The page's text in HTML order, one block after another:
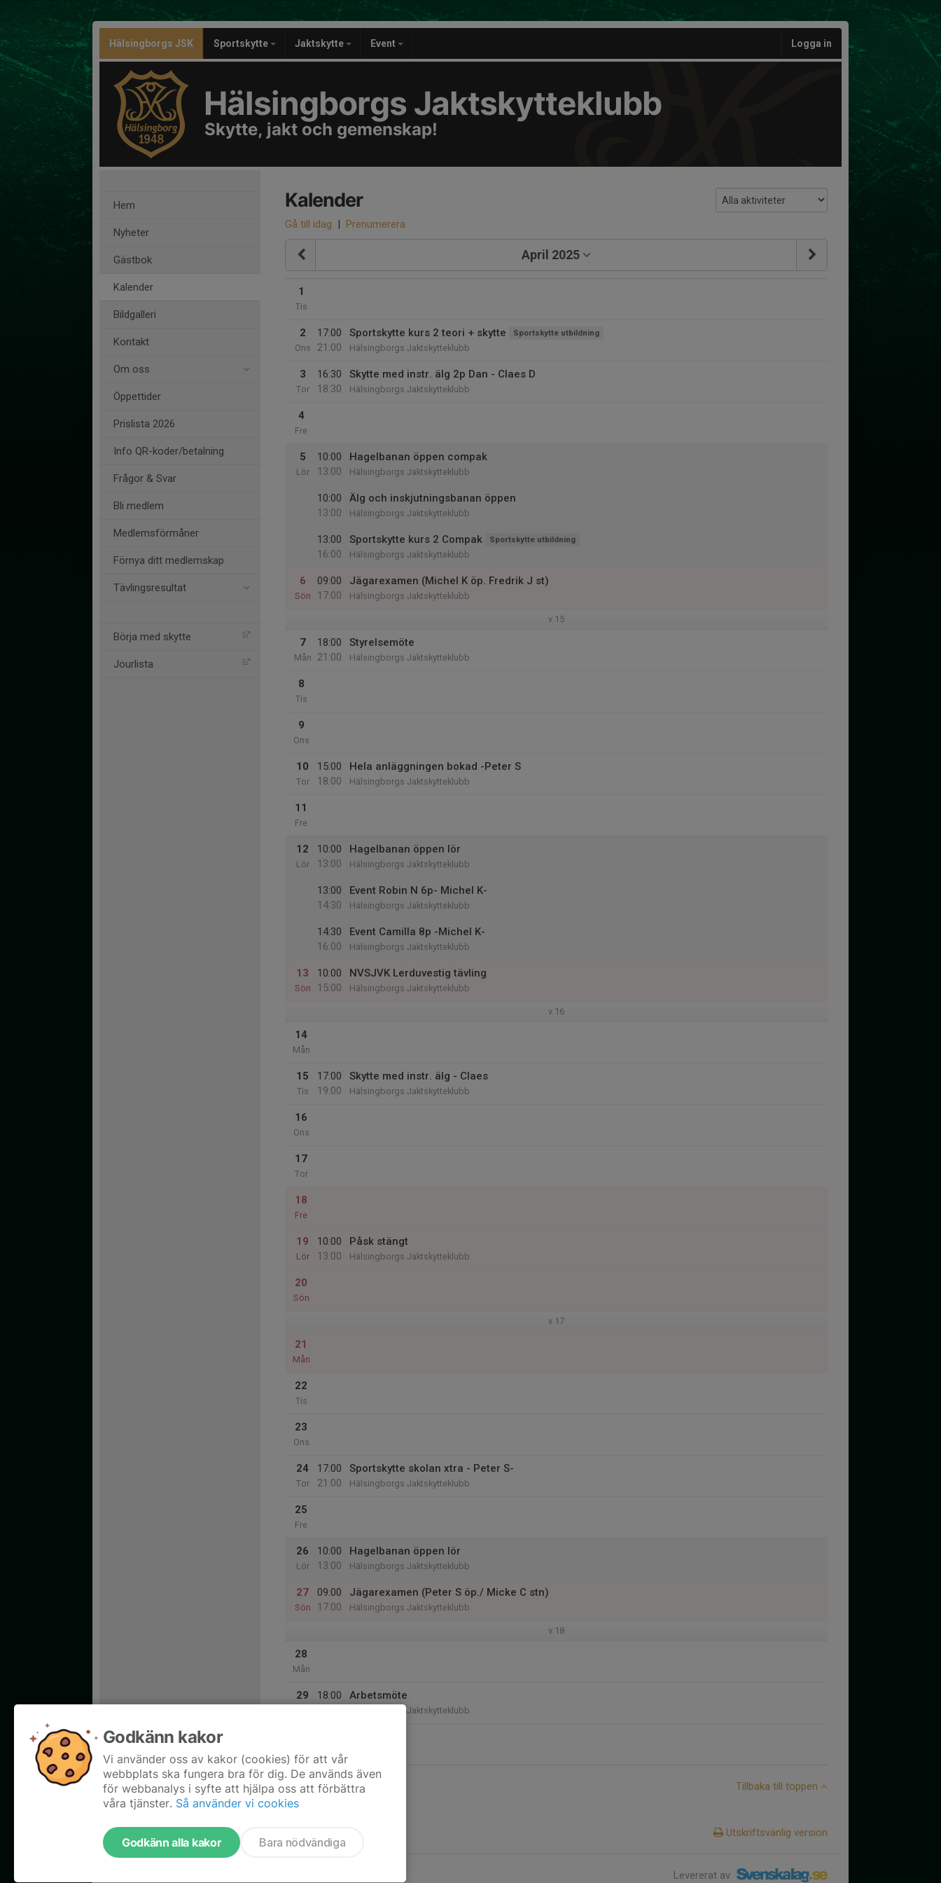
Hälsingborgs JSK Sportskytte Jaktskytte Event Logga in
Hälsingborgs Jaktskytteklubb
Skytte, jakt och gemenskap!
Hem
Nyheter
Gästbok
Kalender
Bildgalleri
Kontakt
Om oss
Öppettider
Prislista 2026
Info QR-koder/betalning
Frågor & Svar
Bli medlem
Medlemsförmåner
Förnya ditt medlemskap
Tävlingsresultat
Börja med skytte
Jourlista
Kalender
Gå till idag | Prenumerera
April 2025
1
Tis
2
Ons
17:00
21:00
Sportskytte kurs 2 teori + skytte Sportskytte utbildning
Hälsingborgs Jaktskytteklubb
3
Tor
16:30
18:30
Skytte med instr. älg 2p Dan - Claes D
Hälsingborgs Jaktskytteklubb
4
Fre
5
Lör
10:00
13:00
Hagelbanan öppen compak
Hälsingborgs Jaktskytteklubb
10:00
13:00
Älg och inskjutningsbanan öppen
Hälsingborgs Jaktskytteklubb
13:00
16:00
Sportskytte kurs 2 Compak Sportskytte utbildning
Hälsingborgs Jaktskytteklubb
6
Sön
09:00
17:00
Jägarexamen (Michel K öp. Fredrik J st)
Hälsingborgs Jaktskytteklubb
v.15
7
Mån
18:00
21:00
Styrelsemöte
Hälsingborgs Jaktskytteklubb
8
Tis
9
Ons
10
Tor
15:00
18:00
Hela anläggningen bokad -Peter S
Hälsingborgs Jaktskytteklubb
11
Fre
12
Lör
10:00
13:00
Hagelbanan öppen lör
Hälsingborgs Jaktskytteklubb
13:00
14:30
Event Robin N 6p- Michel K-
Hälsingborgs Jaktskytteklubb
14:30
16:00
Event Camilla 8p -Michel K-
Hälsingborgs Jaktskytteklubb
13
Sön
10:00
15:00
NVSJVK Lerduvestig tävling
Hälsingborgs Jaktskytteklubb
v.16
14
Mån
15
Tis
17:00
19:00
Skytte med instr. älg - Claes
Hälsingborgs Jaktskytteklubb
16
Ons
17
Tor
18
Fre
19
Lör
10:00
13:00
Påsk stängt
Hälsingborgs Jaktskytteklubb
20
Sön
v.17
21
Mån
22
Tis
23
Ons
24
Tor
17:00
21:00
Sportskytte skolan xtra - Peter S-
Hälsingborgs Jaktskytteklubb
25
Fre
26
Lör
10:00
13:00
Hagelbanan öppen lör
Hälsingborgs Jaktskytteklubb
27
Sön
09:00
17:00
Jägarexamen (Peter S öp./ Micke C stn)
Hälsingborgs Jaktskytteklubb
v.18
28
Mån
29
18:00
Arbetsmöte
Hälsingborgs Jaktskytteklubb
Tillbaka till toppen
Utskriftsvänlig version
Levererat av
Godkänn kakor
Vi använder oss av kakor (cookies) för att vår
webbplats ska fungera bra för dig. De används även
för webbanalys i syfte att hjälpa oss att förbättra
våra tjänster. Så använder vi cookies
Godkänn alla kakor Bara nödvändiga